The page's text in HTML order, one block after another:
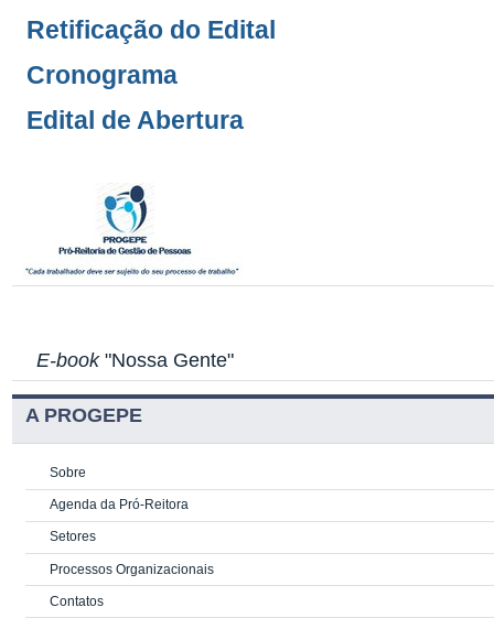
Retificação do Edital
Cronograma
Edital de Abertura
E-book"Nossa Gente"
A PROGEPE
Sobre
Agenda da Pró-Reitora
Setores
Processos Organizacionais
Contatos